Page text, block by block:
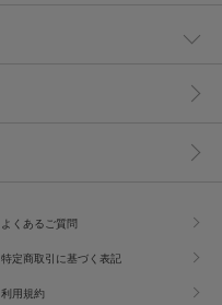
よくあるご質問
特定商取引に基づく表記
利用規約